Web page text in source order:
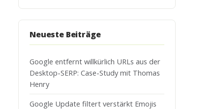
Neueste Beiträge
Google entfernt willkürlich URLs aus der
Desktop-SERP: Case-Study mit Thomas
Henry
Google Update filtert verstärkt Emojis